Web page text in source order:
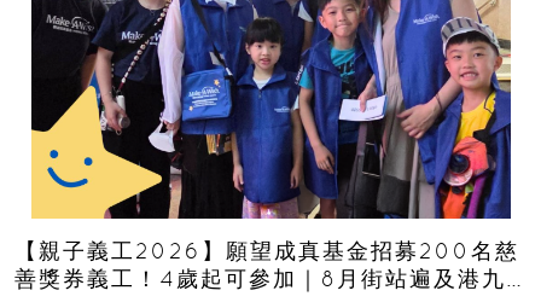
【親子義工2026】願望成真基金招募200名慈
善獎券義工！4歲起可參加｜8月街站遍及港九